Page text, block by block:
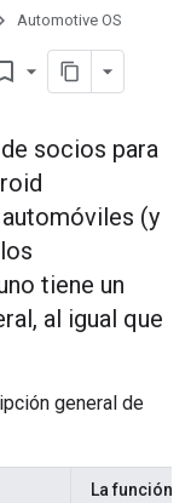
Automotive OS
socios para
(y
tiene un
al igual que
general de
La función